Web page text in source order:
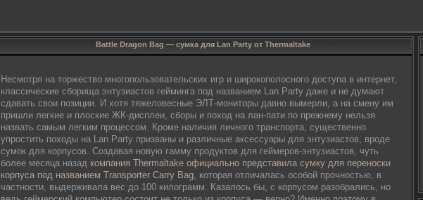
Battle Dragon Bag — сумка для Lan Party от Thermaltake
Несмотря на торжество многопользовательских игр и широкополосного доступа в интернет,
классические сборища энтузиастов гейминга под названием Lan Party даже и не думают
сдавать свои позиции. И хотя тяжеловесные ЭЛТ-мониторы давно вымерли, а на смену им
пришли легкие и плоские ЖК-дисплеи, сборы и поход на лан-пати по прежнему нельзя
назвать самым легким процессом. Кроме наличия личного транспорта, существенно
упростить походы на Lan Party призваны и различные аксессуары для энтузиастов, вроде
сумок для корпусов. Создавая новую гамму продуктов для геймеров-энтузиастов, чуть
более месяца назад компания Thermaltake официально представила сумку для переноски
корпуса под названием Transporter Carry Bag, которая отличалась особой прочностью, в
частности, выдерживала вес до 100 килограмм. Казалось бы, с корпусом разобрались, но